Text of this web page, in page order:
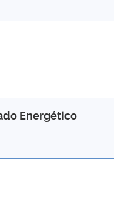
Energético